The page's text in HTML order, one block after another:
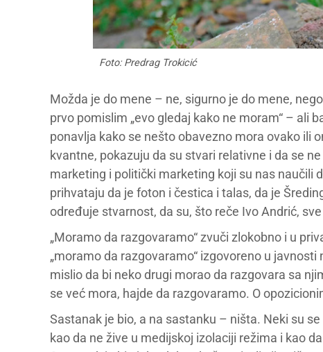
Foto: Predrag Trokicić
Možda je do mene – ne, sigurno je do mene,
prvo pomislim „evo gledaj kako ne moram“ – ali
ponavlja kako se nešto obavezno mora ovako ili
kvantne, pokazuju da su stvari relativne i da se
marketing i politički marketing koji su nas naučili
prihvataju da je foton i čestica i talas, da je
određuje stvarnost, da su, što reče Ivo Andrić,
„Moramo da razgovaramo“ zvuči zlokobno i u
„moramo da razgovaramo“ izgovoreno u
mislio da bi neko drugi morao da razgovara sa
se već mora, hajde da razgovaramo. O
Sastanak je bio, a na sastanku – ništa. Neki su
kao da ne žive u medijskoj izolaciji režima i kao